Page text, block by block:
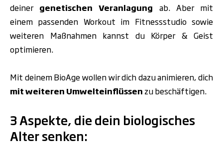
deiner genetischen Veranlagung ab. Aber mit
einem passenden Workout im Fitnessstudiosowie
weiteren Maßnahmen kannst du Körper & Geist
optimieren.
Mit deinem BioAge wollen wir dich dazu animieren, dich
mit weiteren Umwelteinflüssen zu beschäftigen.
3 Aspekte, die dein biologisches
Alter senken: